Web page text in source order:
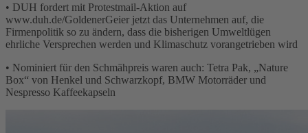
• DUH fordert mit Protestmail-Aktion auf
www.duh.de/GoldenerGeier jetzt das Unternehmen auf, die
Firmenpolitik so zu ändern, dass die bisherigen Umweltlügen
ehrliche Versprechen werden und Klimaschutz vorangetrieben wird
• Nominiert für den Schmähpreis waren auch: Tetra Pak, „Nature
Box“ von Henkel und Schwarzkopf, BMW Motorräder und
Nespresso Kaffeekapseln